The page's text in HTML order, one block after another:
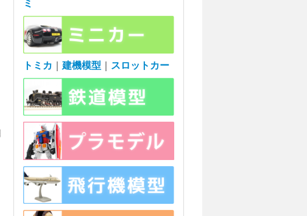
ミ
トミカ 建機模型 スロットカー